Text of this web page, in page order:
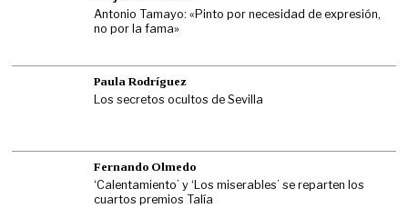
Antonio Tamayo: «Pinto por necesidad de expresión,
no por la fama»
Paula Rodríguez
Los secretos ocultos de Sevilla
Fernando Olmedo
‘Calentamiento’ y ‘Los miserables’ se reparten los
cuartos premios Talía